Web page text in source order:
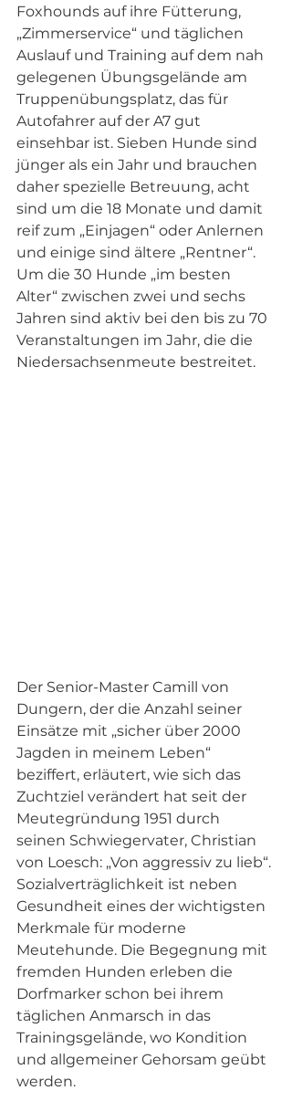
Foxhounds auf ihre Fütterung,
„Zimmerservice“ und täglichen
Auslauf und Training auf dem nah
gelegenen Übungsgelände am
Truppenübungsplatz, das für
Autofahrer auf der A7 gut
einsehbar ist. Sieben Hunde sind
jünger als ein Jahr und brauchen
daher spezielle Betreuung, acht
sind um die 18 Monate und damit
reif zum „Einjagen“ oder Anlernen
und einige sind ältere „Rentner“.
Um die 30 Hunde „im besten
Alter“ zwischen zwei und sechs
Jahren sind aktiv bei den bis zu 70
Veranstaltungen im Jahr, die die
Niedersachsenmeute bestreitet.
Der Senior-Master Camill von
Dungern, der die Anzahl seiner
Einsätze mit „sicher über 2000
Jagden in meinem Leben“
beziffert, erläutert, wie sich das
Zuchtziel verändert hat seit der
Meutegründung 1951 durch
seinen Schwiegervater, Christian
von Loesch: „Von aggressiv zu lieb“.
Sozialverträglichkeit ist neben
Gesundheit eines der wichtigsten
Merkmale für moderne
Meutehunde. Die Begegnung mit
fremden Hunden erleben die
Dorfmarker schon bei ihrem
täglichen Anmarsch in das
Trainingsgelände, wo Kondition
und allgemeiner Gehorsam geübt
werden.